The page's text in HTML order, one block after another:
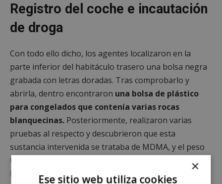
Registro del coche e incautación
de droga
Con todo ello dicho, los agentes localizaron en la
parte inferior del habitáculo trasero una bolsa negra
grabada con letras doradas. Tras comprobarlo y
abrirla, dentro encontraron una bolsa de plástico
para congelados que contenía varias rocas
blanquecinas. Posteriormente, realizaron varias
pruebas al respecto y descubrieron que esta
sustancia intervenida se trataba de MDMA, y el peso
total superaba el kilogramo. Así, los agentes de la
Policía Nacional procedieron a la detención del
×
Ese sitio web utiliza cookies